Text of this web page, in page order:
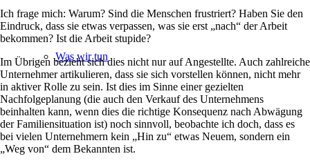
Was wir tun
Ich frage mich: Warum? Sind die Menschen frustriert? Haben Sie den
Eindruck, dass sie etwas verpassen, was sie erst „nach“ der Arbeit
bekommen? Ist die Arbeit stupide?
Im Übrigen bezieht sich dies nicht nur auf Angestellte. Auch zahlreiche
Unternehmer artikulieren, dass sie sich vorstellen können, nicht mehr
in aktiver Rolle zu sein. Ist dies im Sinne einer gezielten
Nachfolgeplanung (die auch den Verkauf des Unternehmens
beinhalten kann, wenn dies die richtige Konsequenz nach Abwägung
der Familiensituation ist) noch sinnvoll, beobachte ich doch, dass es
bei vielen Unternehmern kein „Hin zu“ etwas Neuem, sondern ein
„Weg von“ dem Bekannten ist.